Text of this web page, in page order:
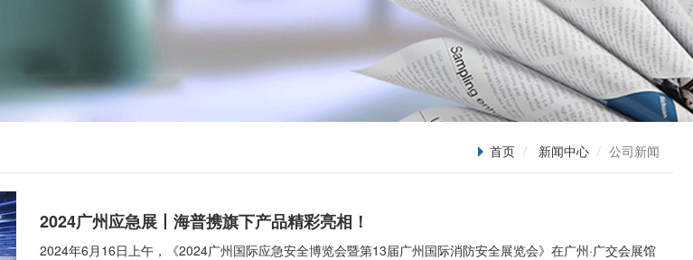
首页 新闻中心 公司新闻
2024广州应急展丨海普携旗下产品精彩亮相！
2024年6月16日上午，《2024广州国际应急安全博览会暨第13届广州国际消防安全展览会》在广州·广交会展馆